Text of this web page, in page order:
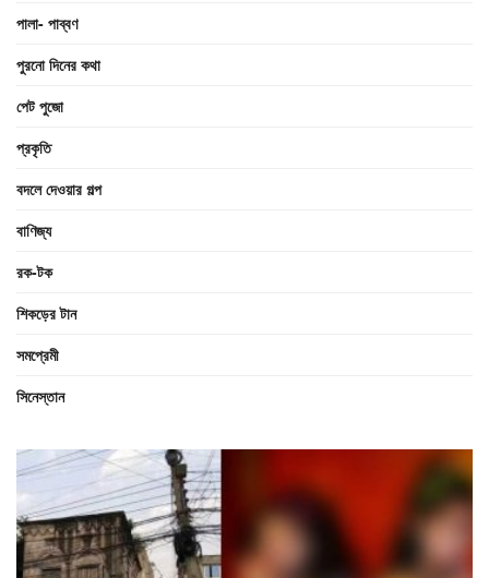
পালা- পাব্বণ
পুরনো দিনের কথা
পেট পুজো
প্রকৃতি
বদলে দেওয়ার গল্প
বাণিজ্য
রক-টক
শিকড়ের টান
সমপ্রেমী
সিনেস্তান